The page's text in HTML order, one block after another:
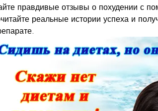
правдивые отзывы о похудении с
реальные истории успеха и